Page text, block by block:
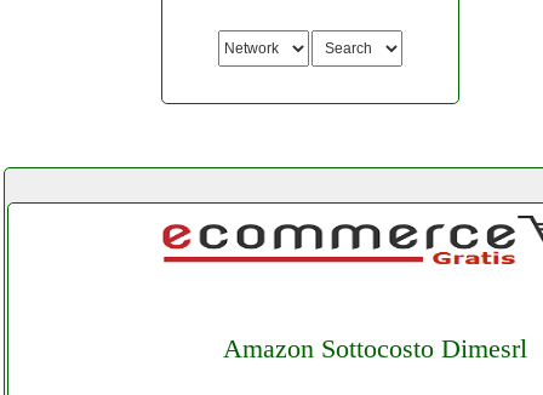
Amazon Sottocosto Dimesrl